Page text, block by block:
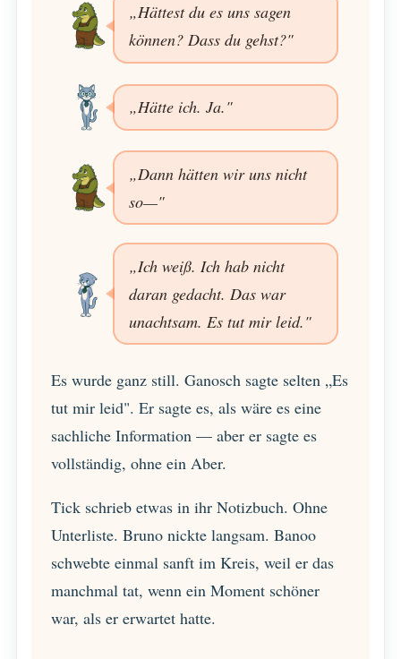
„Hättest du es uns sagen
können? Dass du gehst?"
„Hätte ich. Ja."
„Dann hätten wir uns nicht
so—"
„Ich weiß. Ich hab nicht
daran gedacht. Das war
unachtsam. Es tut mir leid."
Es wurde ganz still. Ganosch sagte selten „Es
tut mir leid". Er sagte es, als wäre es eine
sachliche Information — aber er sagte es
vollständig, ohne ein Aber.
Tick schrieb etwas in ihr Notizbuch. Ohne
Unterliste. Bruno nickte langsam. Banoo
schwebte einmal sanft im Kreis, weil er das
manchmal tat, wenn ein Moment schöner
war, als er erwartet hatte.